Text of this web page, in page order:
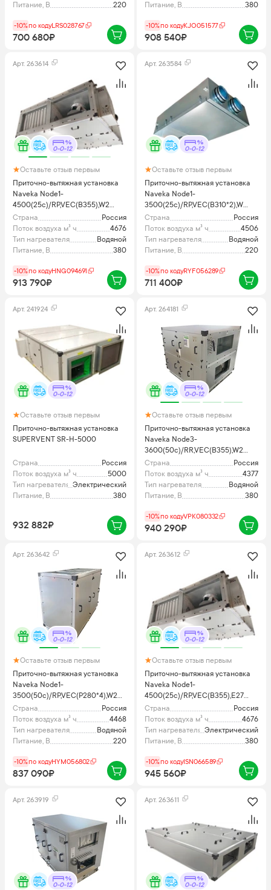
Питание, В
220
-10%по кодуLRS028767
700 680₽
Питание, В
380
-10%по кодуKJO051577
908 540₽
Арт. 263614
0-0-12
Оставьте отзыв первым
Приточно-вытяжная установка
Naveka Node1-
4500(25c)/RP,VEC(B355),W2
Compact с пультом TS4
Страна
Россия
Поток воздуха м³ ч
4676
Тип нагревателя
Водяной
Питание, В
380
-10%по кодуHNG094691
913 790₽
Арт. 263584
0-0-12
Оставьте отзыв первым
Приточно-вытяжная установка
Naveka Node1-
3500(25c)/RP,VEC(B310*2),W
Compact
Страна
Россия
Поток воздуха м³ ч
4506
Тип нагревателя
Водяной
Питание, В
220
-10%по кодуRYF056289
711 400₽
Арт. 241924
0-0-12
Оставьте отзыв первым
Приточно-вытяжная установка
SUPERVENT SR-H-5000
Страна
Россия
Поток воздуха м³ ч
5000
Тип нагревателя Электрический
Питание, В
380
932 882₽
Арт. 264181
0-0-12
Оставьте отзыв первым
Приточно-вытяжная установка
Naveka Node3-
3600(50c)/RR,VEC(B355),W2
Classic с пультом TS4
Страна
Россия
Поток воздуха м³ ч
4377
Тип нагревателя
Водяной
Питание, В
380
-10%по кодуVPK080332
940 290₽
Арт. 263642
0-0-12
Оставьте отзыв первым
Приточно-вытяжная установка
Naveka Node1-
3500(50c)/RP,VEC(P280*4),W2
Vertical
Страна
Россия
Поток воздуха м³ ч
4468
Тип нагревателя
Водяной
Питание, В
220
-10%по кодуHYM056802
837 090₽
Арт. 263612
0-0-12
Оставьте отзыв первым
Приточно-вытяжная установка
Naveka Node1-
4500(25c)/RP,VEC(B355),E27
Compact с пультом TS4
Страна
Россия
Поток воздуха м³ ч
4676
Тип нагревателя Электрический
Питание, В
380
-10%по кодуISN066589
945 560₽
Арт. 263919
0-0-12
Арт. 263611
0-0-12